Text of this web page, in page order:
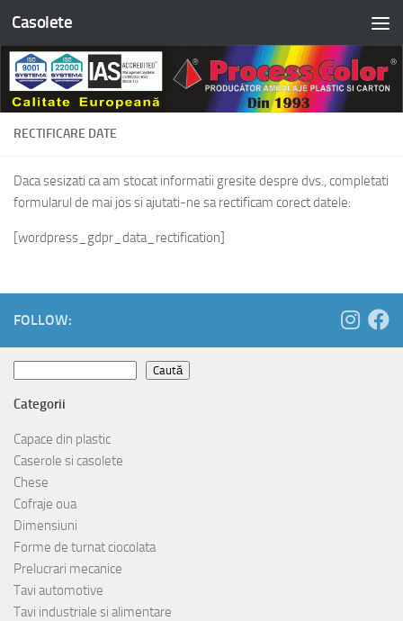
Skip to content
Casolete
RECTIFICARE DATE
Daca sesizati ca am stocat informatii gresite despre dvs., completati
formularul de mai jos si ajutati-ne sa rectificam corect datele:
[wordpress_gdpr_data_rectification]
FOLLOW:
Caută
Categorii
Capace din plastic
Caserole si casolete
Chese
Cofraje oua
Dimensiuni
Forme de turnat ciocolata
Prelucrari mecanice
Tavi automotive
Tavi industriale si alimentare